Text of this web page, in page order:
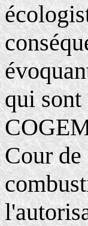
qui sont
Cour de